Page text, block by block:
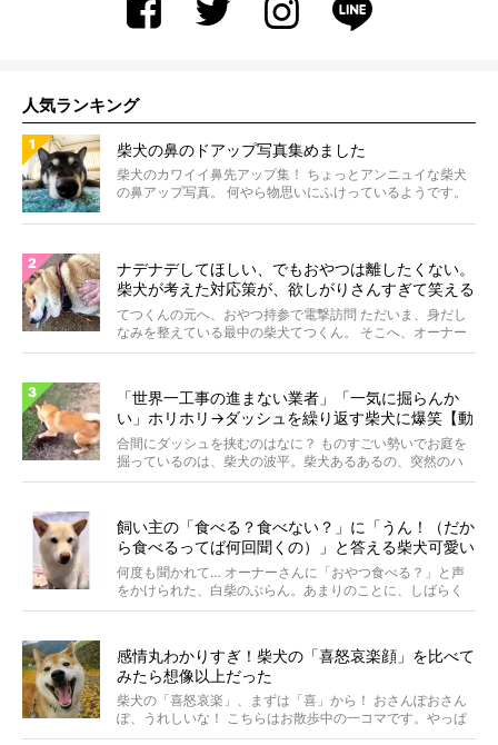
人気ランキング
柴犬の鼻のドアップ写真集めました
柴犬のカワイイ鼻先アップ集！ ちょっとアンニュイな柴犬
の鼻アップ写真。 何やら物思いにふけっているようです。
ナデナデしてほしい、でもおやつは離したくない。
柴犬が考えた対応策が、欲しがりさんすぎて笑える
【動画】
てつくんの元へ、おやつ持参で電撃訪問 ただいま、身だし
なみを整えている最中の柴犬てつくん。 そこへ、オーナー
さ...
「世界一工事の進まない業者」「一気に掘らんか
い」ホリホリ→ダッシュを繰り返す柴犬に爆笑【動
画】
合間にダッシュを挟むのはなに？ ものすごい勢いでお庭を
掘っているのは、柴犬の波平。柴犬あるあるの、突然のハ
イテ...
飼い主の「食べる？食べない？」に「うん！（だか
ら食べるってば何回聞くの）」と答える柴犬可愛い
【動画】
何度も聞かれて… オーナーさんに「おやつ食べる？」と声
をかけられた、白柴のぶらん。あまりのことに、しばらく
フリ...
感情丸わかりすぎ！柴犬の「喜怒哀楽顔」を比べて
みたら想像以上だった
柴犬の「喜怒哀楽」、まずは「喜」から！ おさんぽおさん
ぽ、うれしいな！ こちらはお散歩中の一コマです。やっぱ
り...